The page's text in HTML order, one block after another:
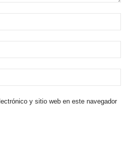
y sitio web en este navegador